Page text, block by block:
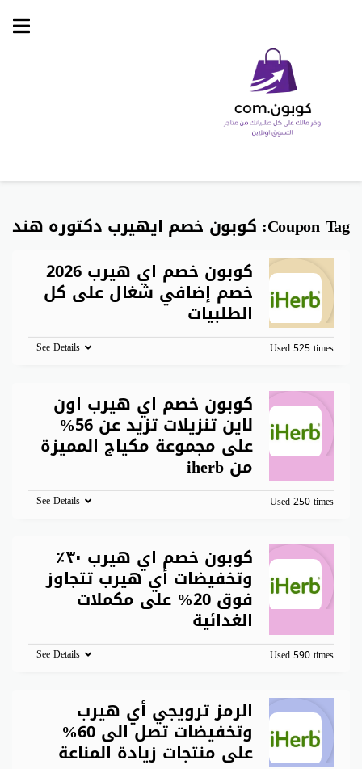
Skip
Coupon Tag: كوبون خصم ايهيرب دكتوره هند
كوبون خصم اي هيرب 2026
خصم إضافي شغال على كل
الطلبيات
Used 525 times
See Details
كوبون خصم اي هيرب اون
لاين تنزيلات تزيد عن 56%
على مجموعة مكياج المميزة
من iherb
Used 250 times
See Details
كوبون خصم اي هيرب ٣٠٪
وتخفيضات أي هيرب تتجاوز
فوق 20% على مكملات
الغدائية
Used 590 times
See Details
الرمز ترويجي أي هيرب
وتخفيضات تصل الى 60%
على منتجات زيادة المناعة